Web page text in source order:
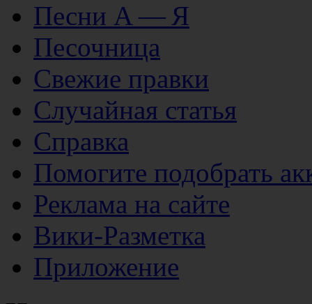
Песни А — Я
Песочница
Свежие правки
Случайная статья
Справка
Помогите подобрать
Реклама на сайте
Вики-Разметка
Приложение